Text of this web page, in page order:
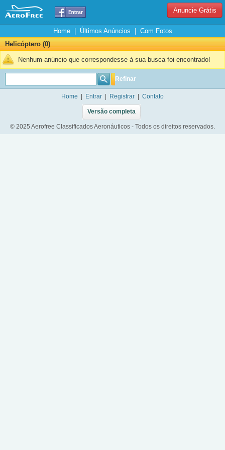
Anuncie Grátis
Home| Últimos Anúncios
Com Fotos
Helicóptero (0)
Nenhum anúncio que correspondesse à sua busca foi encontrado!
Refinar
Home Entrar Registrar Contato
Versão completa
© 2025 Aerofree Classificados Aeronáuticos - Todos os direitos reservados.